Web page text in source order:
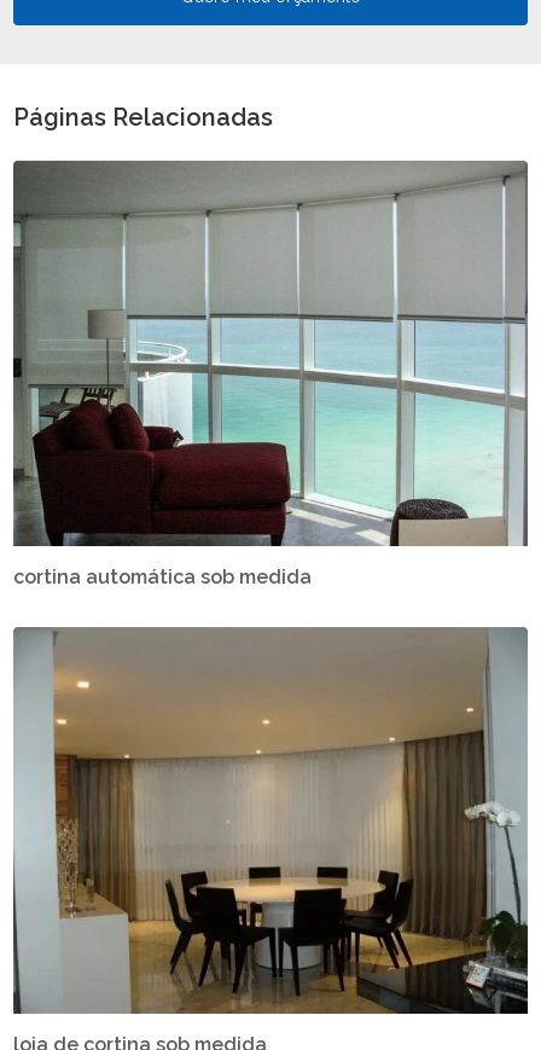
Páginas Relacionadas
cortina automática sob medida
loja de cortina sob medida